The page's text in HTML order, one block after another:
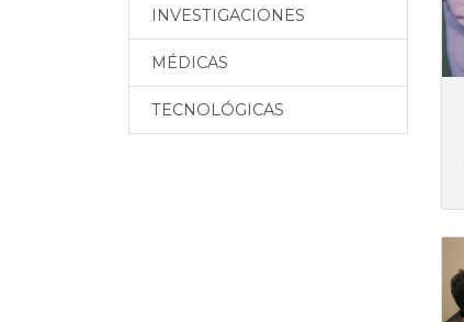
INVESTIGACIONES
MÉDICAS
TECNOLÓGICAS